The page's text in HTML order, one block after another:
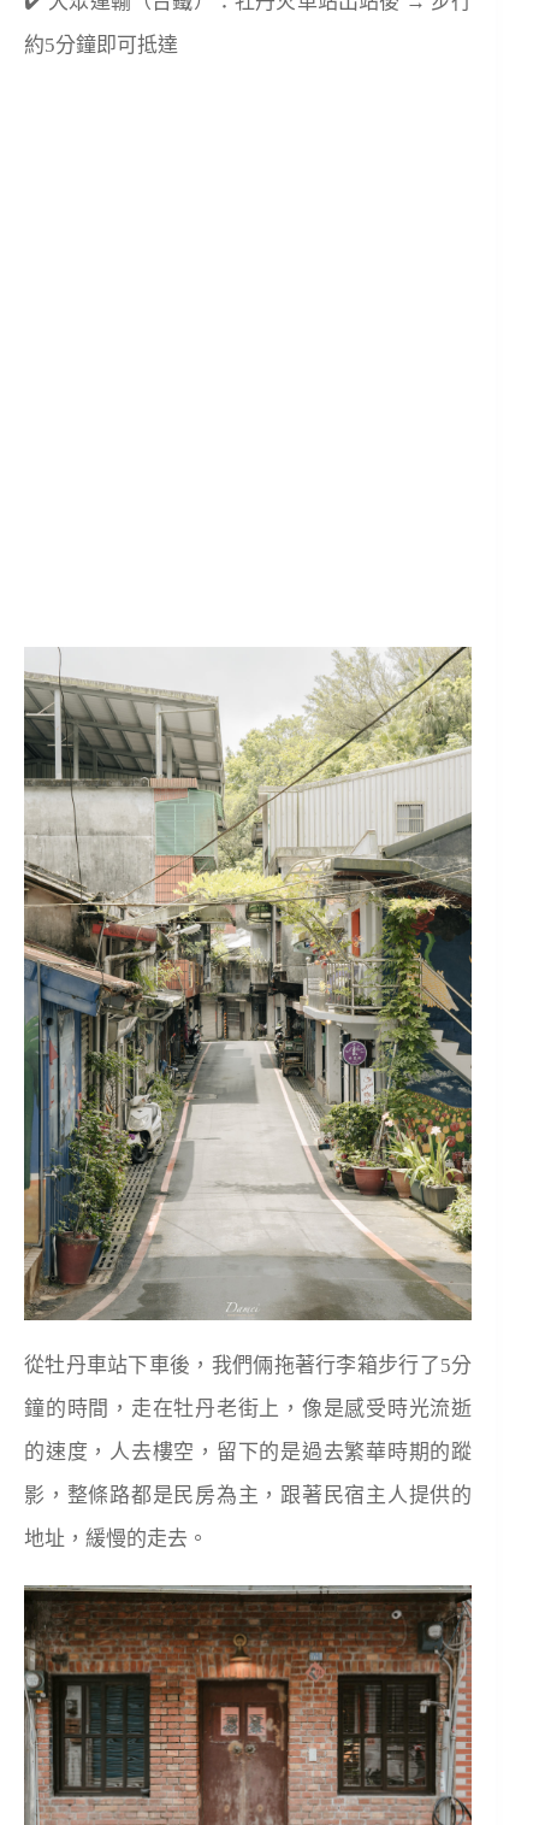
約5分鐘即可抵達
從牡丹車站下車後，我們倆拖著行李箱步行了5分
鐘的時間，走在牡丹老街上，像是感受時光流逝
的速度，人去樓空，留下的是過去繁華時期的蹤
影，整條路都是民房為主，跟著民宿主人提供的
地址，緩慢的走去。